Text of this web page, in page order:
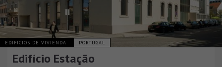
EDIFICIOS DE VIVIENDA PORTUGAL
Edifício Estação